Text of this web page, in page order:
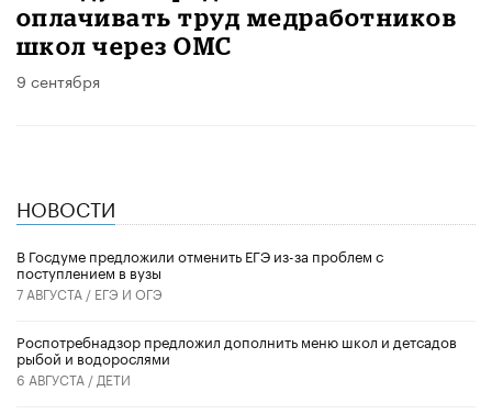
оплачивать труд медработников
школ через ОМС
9 сентября
НОВОСТИ
В Госдуме предложили отменить ЕГЭ из-за проблем с
поступлением в вузы
7 АВГУСТА / ЕГЭ И ОГЭ
Роспотребнадзор предложил дополнить меню школ и детсадов
рыбой и водорослями
6 АВГУСТА / ДЕТИ